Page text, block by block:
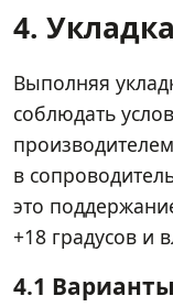
4. Укладка
Выполняя
соблюдать
в
это
+18 градусов и
4.1 Варианты